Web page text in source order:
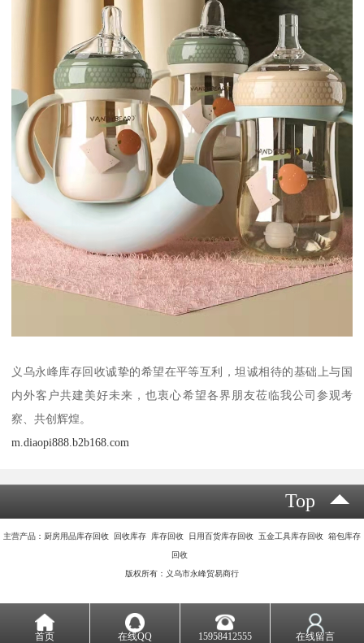
义乌永峰库存回收诚挚的希望在平等互利，坦诚相待的基础上与国
内外客户共建美好未来，也衷心希望各界朋友莅临我公司参观考
察、共创辉煌。
m.diaopi888.b2b168.com
Top
主营产品：厨房用品库存回收 回收库存 库存回收 日用百货库存回收 五金工具库存回收 箱包库存
回收
版权所有：义乌市永峰贸易商行
首页 在线QQ 15958412555 在线留言